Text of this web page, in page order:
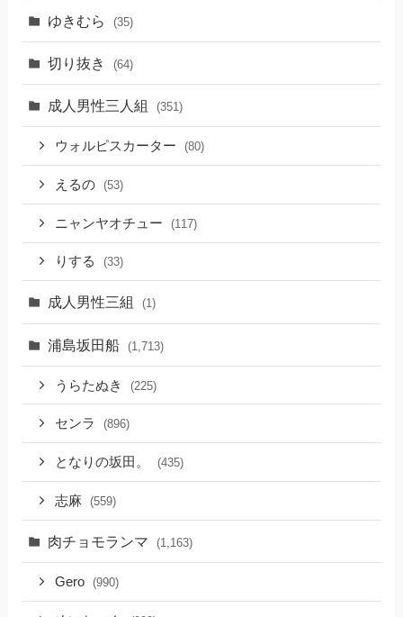
ゆきむら (35)
切り抜き (64)
成人男性三人組 (351)
ウォルピスカーター (80)
えるの (53)
ニャンヤオチュー (117)
りする (33)
成人男性三組 (1)
浦島坂田船 (1,713)
うらたぬき (225)
センラ (896)
となりの坂田。 (435)
志麻 (559)
肉チョモランマ (1,163)
Gero (990)